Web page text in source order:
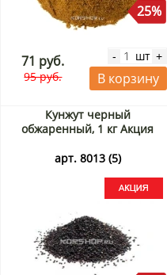
25%
71 руб.
95 руб.
- шт +
В корзину
Кунжут черный
обжаренный, 1 кг Акция
арт. 8013 (5)